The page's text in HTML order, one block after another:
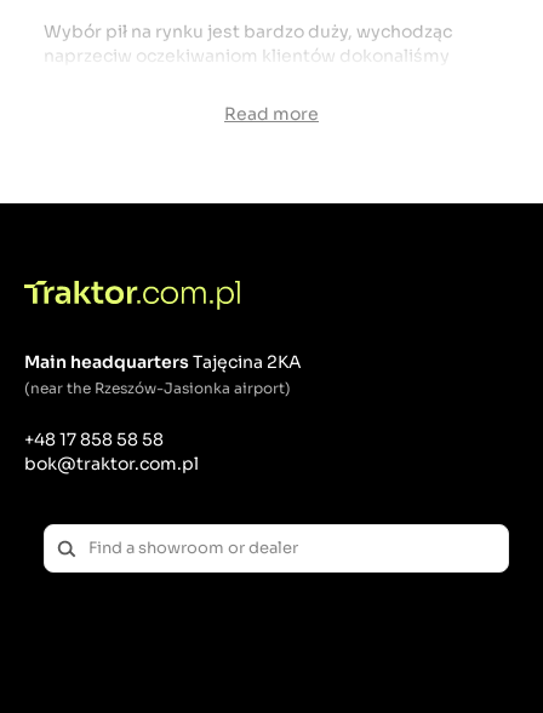
Wybór pił na rynku jest bardzo duży, wychodząc
naprzeciw oczekiwaniom klientów dokonaliśmy
wytrzymałe, solidne i produkowane przez
sprawdzone marki. Dokonując wyboru idealnej
naszym sklepie znajdziesz piły spalinowe,
Read more
Main headquartersTajęcina 2KA
(near the Rzeszów-Jasionka airport)
+48 17 858 58 58
bok@traktor.com.pl